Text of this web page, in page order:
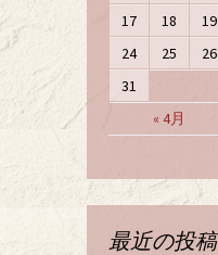
« 4月
17
18 19
24
25 26
31
最近の投稿